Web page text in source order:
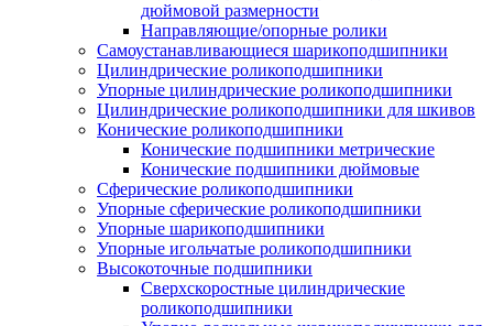
дюймовой размерности
Направляющие/опорные ролики
Самоустанавливающиеся шарикоподшипники
Цилиндрические роликоподшипники
Упорные цилиндрические роликоподшипники
Цилиндрические роликоподшипники для шкивов
Конические роликоподшипники
Конические подшипники метрические
Конические подшипники дюймовые
Сферические роликоподшипники
Упорные сферические роликоподшипники
Упорные шарикоподшипники
Упорные игольчатые роликоподшипники
Высокоточные подшипники
Сверхскоростные цилиндрические
роликоподшипники